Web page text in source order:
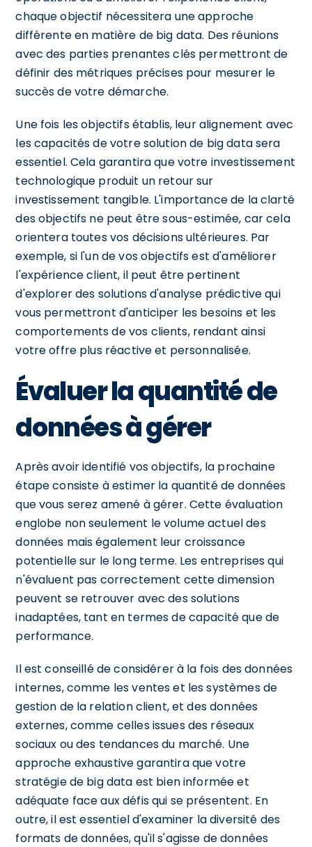
chaque objectif nécessitera une approche
différente en matière de big data. Des réunions
avec des parties prenantes clés permettront de
définir des métriques précises pour mesurer le
succès de votre démarche.
Une fois les objectifs établis, leur alignement avec
les capacités de votre solution de big data sera
essentiel. Cela garantira que votre investissement
technologique produit un retour sur
investissement tangible. L'importance de la clarté
des objectifs ne peut être sous-estimée, car cela
orientera toutes vos décisions ultérieures. Par
exemple, si l'un de vos objectifs est d'améliorer
l'expérience client, il peut être pertinent
d'explorer des solutions d'analyse prédictive qui
vous permettront d'anticiper les besoins et les
comportements de vos clients, rendant ainsi
votre offre plus réactive et personnalisée.
Évaluer la quantité de
données à gérer
Après avoir identifié vos objectifs, la prochaine
étape consiste à estimer la quantité de données
que vous serez amené à gérer. Cette évaluation
englobe non seulement le volume actuel des
données mais également leur croissance
potentielle sur le long terme. Les entreprises qui
n'évaluent pas correctement cette dimension
peuvent se retrouver avec des solutions
inadaptées, tant en termes de capacité que de
performance.
Il est conseillé de considérer à la fois des données
internes, comme les ventes et les systèmes de
gestion de la relation client, et des données
externes, comme celles issues des réseaux
sociaux ou des tendances du marché. Une
approche exhaustive garantira que votre
stratégie de big data est bien informée et
adéquate face aux défis qui se présentent. En
outre, il est essentiel d'examiner la diversité des
formats de données, qu'il s'agisse de données